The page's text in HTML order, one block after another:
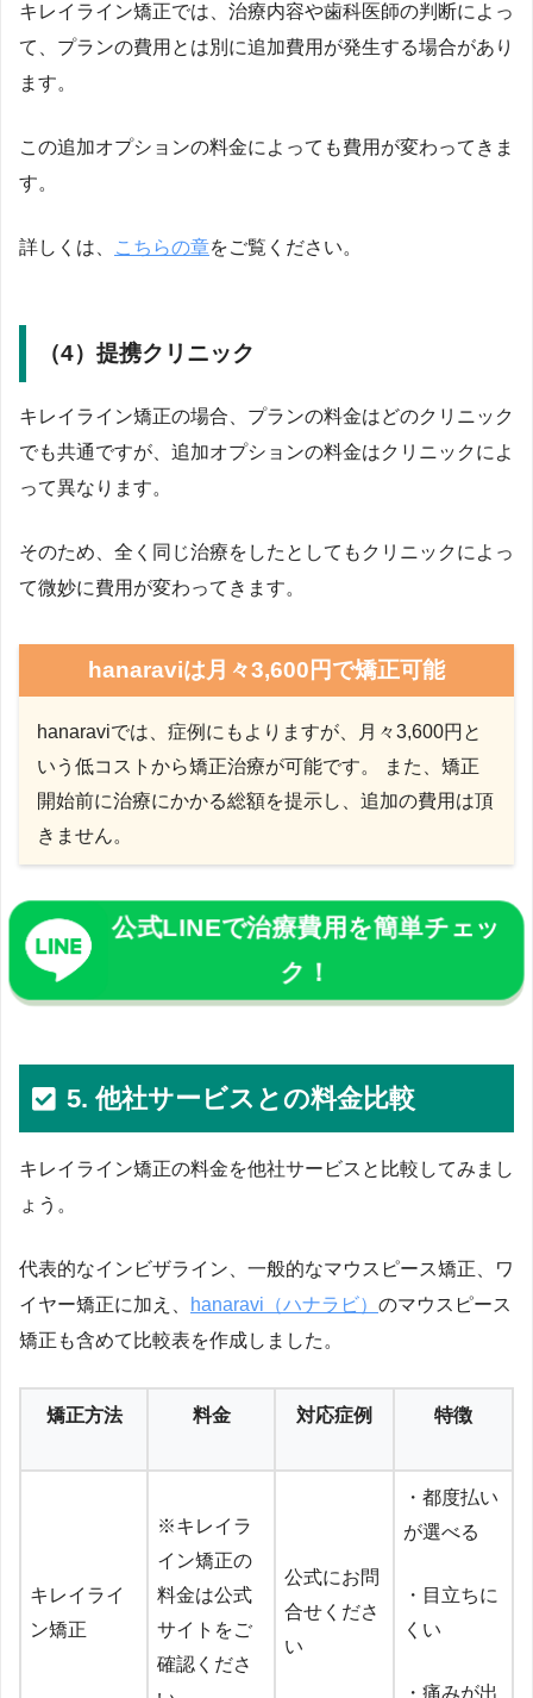
キレイライン矯正では、治療内容や歯科医師の判断によっ
て、プランの費用とは別に追加費用が発生する場合があり
ます。
この追加オプションの料金によっても費用が変わってきま
す。
詳しくは、 こちらの章をご覧ください。
（4）提携クリニック
キレイライン矯正の場合、プランの料金はどのクリニック
でも共通ですが、追加オプションの料金はクリニックによ
って異なります。
そのため、全く同じ治療をしたとしてもクリニックによっ
て微妙に費用が変わってきます。
hanaraviは月々3,600円で矯正可能
hanaraviでは、症例にもよりますが、月々3,600円と
いう低コストから矯正治療が可能です。 また、矯正
開始前に治療にかかる総額を提示し、追加の費用は頂
きません。
公式LINEで治療費用を簡単チェッ
ク！
5. 他社サービスとの料金比較
キレイライン矯正の料金を他社サービスと比較してみまし
ょう。
代表的なインビザライン、一般的なマウスピース矯正、ワ
イヤー矯正に加え、
hanaravi（ハナラビ） のマウスピース
矯正も含めて比較表を作成しました。
矯正方法 料金 対応症例 特徴
キレイライ
ン矯正
※キレイラ
イン矯正の
料金は公式
サイトをご
確認くださ
公式にお問
合せくださ
い
・都度払い
が選べる
・目立ちに
くい
・痛みが出